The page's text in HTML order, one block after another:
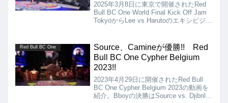
2025年3月8日に東京で開催されたRed
Bull BC One World Final Kick Off Jam
TokyoからLee vs Harutoのエキシビジョ
世界屈指の新世代BboyであるRurggeds
のLeeによる対決!!
Red Bull BC One
Source、Camineが優勝!! Red
Bull BC One Cypher Belgium
2023!!
2023年4月29日に開催されたRed Bull
BC One Cypher Belgium 2023の動画を
紹介。Bboyの決勝はSource vs. Djibril、